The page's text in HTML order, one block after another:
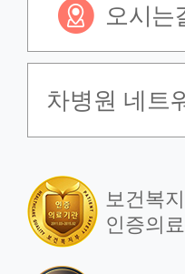
오시는
차병원 네트
보건복
인증의